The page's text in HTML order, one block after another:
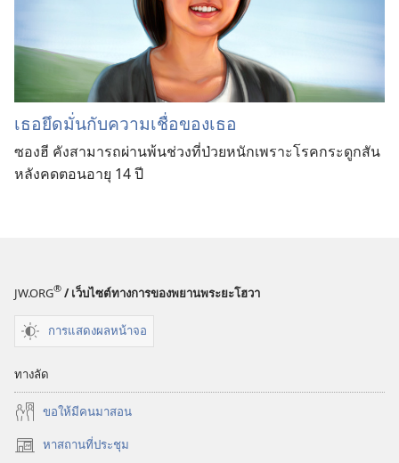
เธอยึดมั่นกับความเชื่อของเธอ
ซองฮี คังสามารถผ่านพ้นช่วงที่ป่วยหนักเพราะโรคกระดูกสัน
หลังคดตอนอายุ 14 ปี
JW.ORG® / เว็บไซต์ทางการของพยานพระยะโฮวา
การแสดงผลหน้าจอ
ทางลัด
ขอ​ให้​มี​คน​มา​สอน
หาสถานที่ประชุม
(เปิด